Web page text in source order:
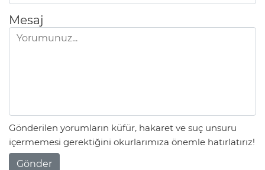
Mesaj
Gönderilen yorumların küfür, hakaret ve suç unsuru
içermemesi gerektiğini okurlarımıza önemle hatırlatırız!
Gönder